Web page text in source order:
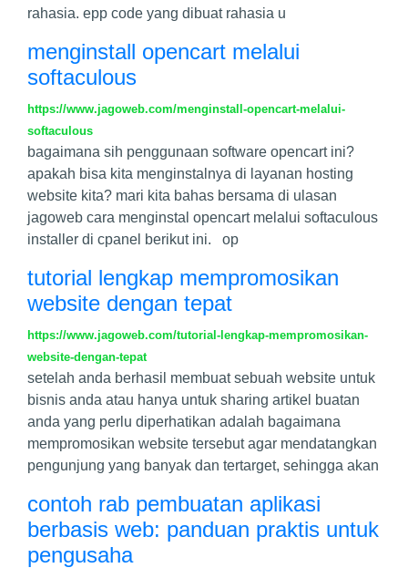
rahasia. epp code yang dibuat rahasia u
menginstall opencart melalui
softaculous
https://www.jagoweb.com/menginstall-opencart-melalui-
softaculous
bagaimana sih penggunaan software opencart ini?
apakah bisa kita menginstalnya di layanan hosting
website kita? mari kita bahas bersama di ulasan
jagoweb cara menginstal opencart melalui softaculous
installer di cpanel berikut ini. op
tutorial lengkap mempromosikan
website dengan tepat
https://www.jagoweb.com/tutorial-lengkap-mempromosikan-
website-dengan-tepat
setelah anda berhasil membuat sebuah website untuk
bisnis anda atau hanya untuk sharing artikel buatan
anda yang perlu diperhatikan adalah bagaimana
mempromosikan website tersebut agar mendatangkan
pengunjung yang banyak dan tertarget, sehingga akan
contoh rab pembuatan aplikasi
berbasis web: panduan praktis untuk
pengusaha